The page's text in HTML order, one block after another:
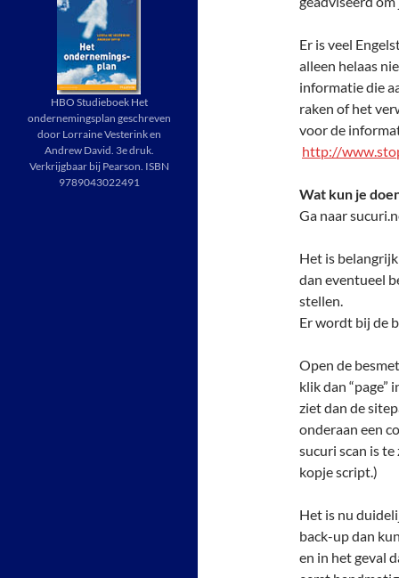
Er is veel
alleen helaas
informatie die
raken of het
voor de
http://
Wat kun je
Ga naar
Het is
dan eventueel
stellen.
Er wordt bij de
Open de
klik dan “page”
ziet dan de
onderaan een
sucuri scan is
kopje script.)
Het is nu
back-up dan
en in het geval
HBO Studieboek Het
ondernemingsplan geschreven
door Lorraine Vesterink en
Andrew David. 3e druk.
Verkrijgbaar bij Pearson. ISBN
9789043022491